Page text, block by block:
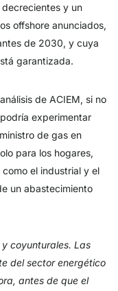
y un
offshore anunciados,
de 2030, y cuya
garantizada.
de ACIEM, si no
experimentar
de gas en
para los hogares,
el industrial y el
un abastecimiento
coyunturales. Las
del sector energético
antes de que el